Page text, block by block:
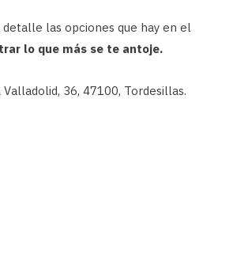
detalle las opciones que hay en el
lo que más se te antoje.
Valladolid, 36, 47100, Tordesillas.